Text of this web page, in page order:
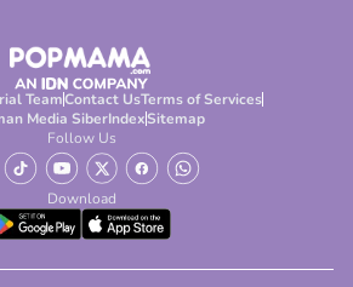
TeamContact UsTerms of Services
Media SiberIndexSitemap
Follow Us
Download